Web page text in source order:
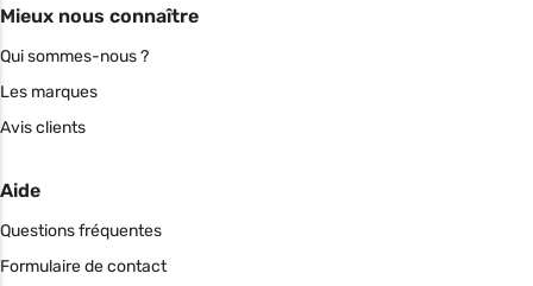
Mieux nous connaître
Qui sommes-nous ?
Les marques
Avis clients
Aide
Questions fréquentes
Formulaire de contact